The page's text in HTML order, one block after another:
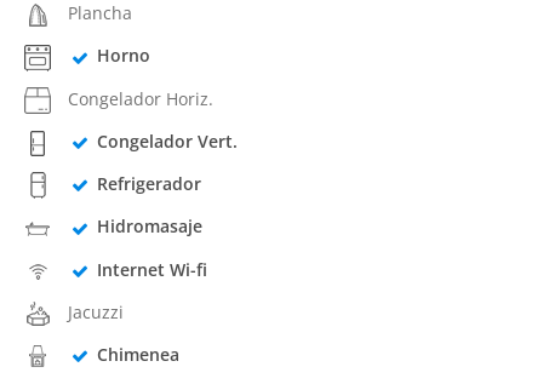
Plancha
Horno
Congelador Horiz.
Congelador Vert.
Refrigerador
Hidromasaje
Internet Wi-fi
Jacuzzi
Chimenea